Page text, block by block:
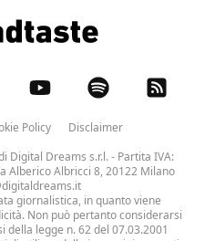
Policy
Disclaimer
Digital Dreams s.r.l.- Partita IVA:
Alberico Albricci 8, 20122 Milano
giornalistica, in quanto viene
Non può pertanto considerarsi
legge n. 62 del 07.03.2001